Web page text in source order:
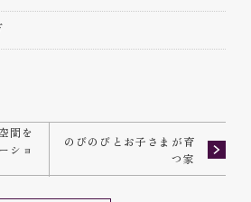
間を
ショ
のびのびとお子さまが育
つ家